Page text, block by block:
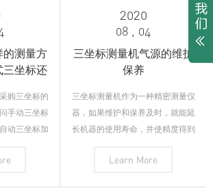
的测量方
三坐标还
指导
购三坐标的
手动三坐标
动三坐标加
的检测效率
2020
08 , 04
三坐标测量机气源的维护
保养
三坐标测量机作为一种精密测量仪
器，如果维护和保养及时，就能延
长机器的使用寿命，并使精度得到
握和使用三坐标测量机，本文主要
Learn More